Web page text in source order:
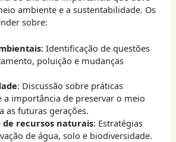
ambiente e a sustentabilidade. Os
sobre:
: Identificação de questões
poluição e mudanças
: Discussão sobre práticas
a importância de preservar o meio
as futuras gerações.
de recursos naturais: Estratégias
de água, solo e biodiversidade.